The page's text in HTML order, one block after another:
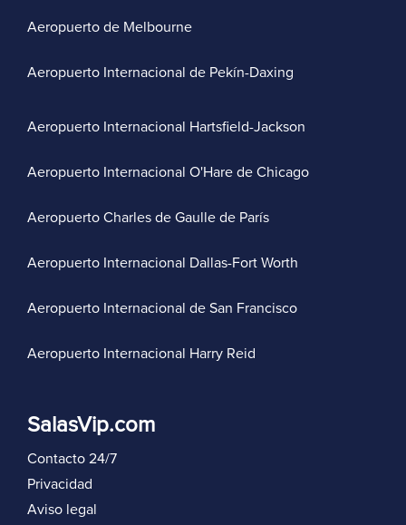
Aeropuerto de Melbourne
Aeropuerto Internacional de Pekín-Daxing
Aeropuerto Internacional Hartsfield-Jackson
Aeropuerto Internacional O'Hare de Chicago
Aeropuerto Charles de Gaulle de París
Aeropuerto Internacional Dallas-Fort Worth
Aeropuerto Internacional de San Francisco
Aeropuerto Internacional Harry Reid
SalasVip.com
Contacto 24/7
Privacidad
Aviso legal